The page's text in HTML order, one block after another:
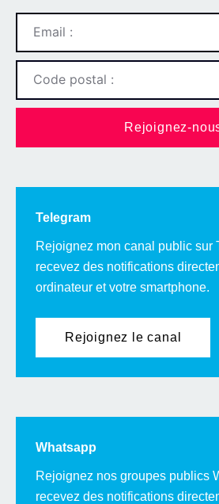
Rejoignez-
Telegram
Rejoignez mon canal public sur
recevez des notifications
ordinateur et votre smartphone.
Rejoignez le canal
Whatsapp
Rejoignez nos groupes publics
recevez des notifications